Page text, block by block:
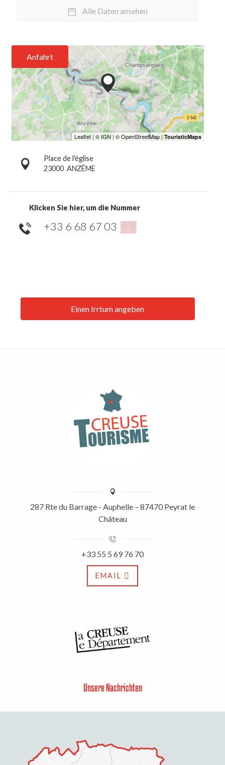
Alle Daten ansehen
Anfahrt
Place de l'église
23000 ANZÊME
Klicken Sie hier, um die Nummer
+33 6 68 67 03 ▒▒
Einen Irrtum angeben
287 Rte du Barrage - Auphelle – 87470 Peyrat le
Château
+33 55 5 69 76 70
EMAIL
Unsere Nachrichten